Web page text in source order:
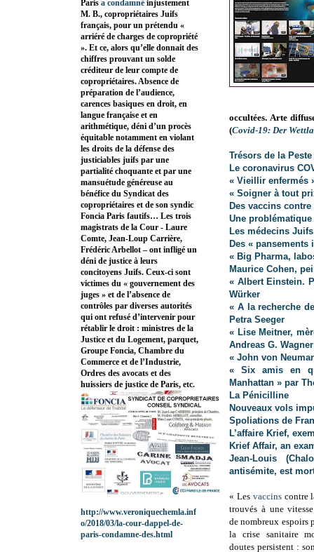
occultées. Arte
(Covid-19: Der
Trésors de la
Le coronavirus
« Vieillir enfermés
« Soigner à tout
Des vaccins
Une
Les médecins
Des « pansements
« Big Pharma,
Maurice Cohen,
« Albert Einstein.
Würker
« A la recherche
Petra Seeger
« Lise Meitner,
Andreas G. Wagner
« John von
« Six amis en
Manhattan » par
La Pénicilline
Nouveaux vols
Spoliations de
L’affaire Krief,
Krief Affair, an
Jean-Louis
antisémite, est
« Les vaccinscontre
trouvés à une
de nombreux espoirs
la crise sanitaire
doutes persistent :
Paris a condamné injustement
M. B., copropriétaires Juifs
français, pour un prétendu «
arriéré de charges de copropriété
». Et ce, alors qu’elle donnait des
chiffres prouvant un solde
créditeur de leur compte de
copropriétaires. Absence de
préparation de l’audience,
carences basiques en droit, en
langue française et en
arithmétique, déni d’un procès
équitable notamment en violant
les droits de la défense des
justiciables juifs par une
partialité choquante et par une
mansuétude généreuse au
bénéfice du Syndicat des
copropriétaires et de son syndic
Foncia Paris fautifs… Les trois
magistrats de la Cour - Laure
Comte, Jean-Loup Carrière,
Frédéric Arbellot – ont infligé un
déni de justice à leurs
concitoyens Juifs. Ceux-ci sont
victimes du « gouvernement des
juges » et de l’absence de
contrôles par diverses autorités
qui ont refusé d’intervenir pour
rétablir le droit : ministres de la
Justice et du Logement, parquet,
Groupe Foncia, Chambre du
Commerce et de l’Industrie,
Ordres des avocats et des
huissiers de justice de Paris, etc.
http://www.veroniquechemla.inf
o/2018/03/la-cour-dappel-de-
paris-condamne-des.html